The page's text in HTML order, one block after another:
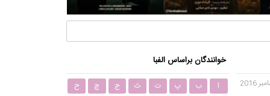
خوانندگان براساس الفبا
ا ب پ ت ث ج چ
ح